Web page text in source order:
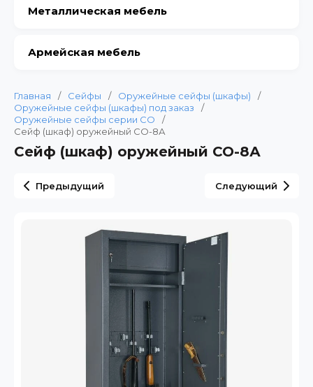
Металлическая мебель
Армейская мебель
Главная / Сейфы / Оружейные сейфы (шкафы)
/
Оружейные сейфы (шкафы) под заказ
/
Оружейные сейфы серии СО
/
Сейф (шкаф) оружейный СО-8А
Сейф (шкаф) оружейный СО-8А
Предыдущий Следующий